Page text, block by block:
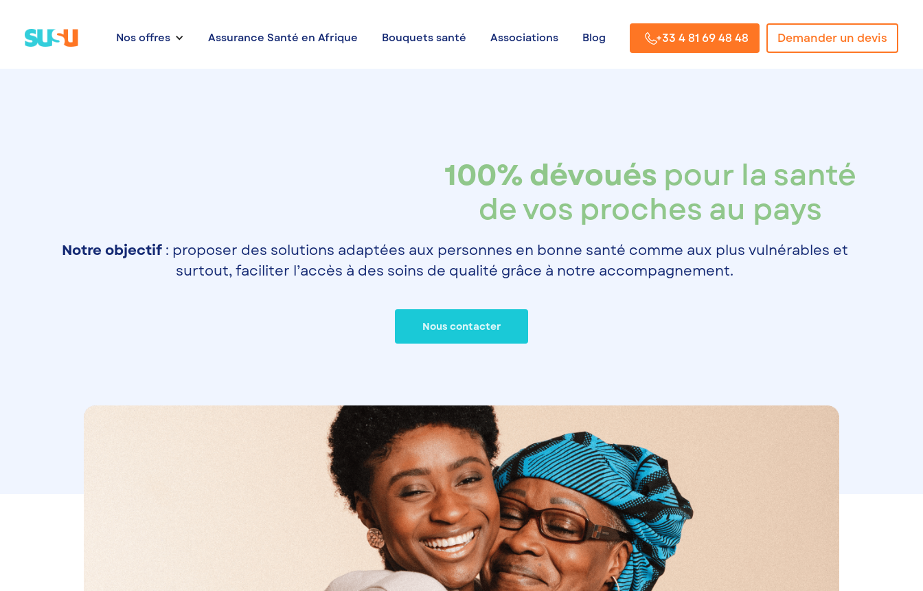
Nos offres Assurance Santé en Afrique Bouquets santé Associations Blog +33 4 81 69 48 48 Demander un devis
100% dévoués pour la santé
de vos proches au pays
Nous contacter
Notre objectif: proposer des solutions adaptées aux personnes en bonne santé comme aux plus vulnérables et
surtout, faciliter l’accès à des soins de qualité grâce à notre accompagnement.